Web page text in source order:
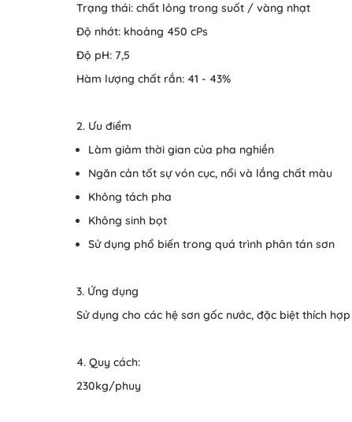
Trạng thái: chất lỏng trong suốt / vàng nhạt
Độ nhớt: khoảng 450 cPs
Độ pH: 7,5
Hàm lượng chất rắn: 41 - 43%
2. Ưu điểm
Làm giảm thời gian của pha nghiền
Ngăn cản tốt sự vón cục, nổi và lắng chất màu
Không tách pha
Không sinh bọt
Sử dụng phổ biến trong quá trình phân tán sơn
3. Ứng dụng
Sử dụng cho các hệ sơn gốc nước, đặc biệt thích
4. Quy cách:
230kg/phuy